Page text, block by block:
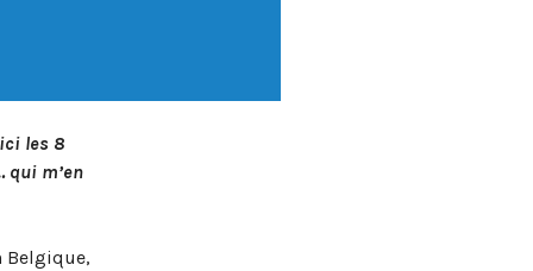
les 8
qui m’en
Belgique,